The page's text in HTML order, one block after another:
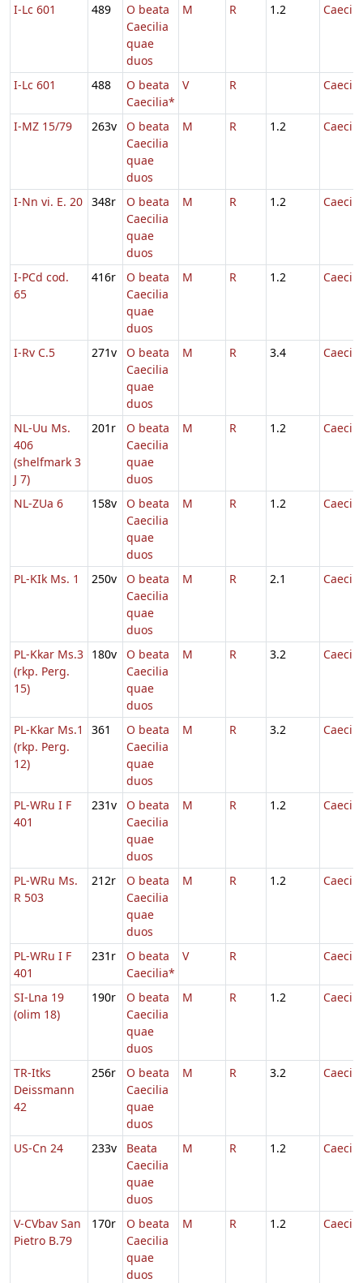
I-Lc 601 489
O beata
Caecilia
quae
duos
M R 1.2
I-Lc 601 488
O beata
Caecilia*
V R
I-MZ 15/79 263v
O beata
Caecilia
quae
duos
M R 1.2
I-Nn vi. E. 20 348r
O beata
Caecilia
quae
duos
M R 1.2
I-PCd cod.
65
416r
O beata
Caecilia
quae
duos
M R 1.2
I-Rv C.5 271v
O beata
Caecilia
quae
duos
M R 3.4
NL-Uu Ms.
406
(shelfmark 3
J 7)
201r
O beata
Caecilia
quae
duos
M R 1.2
NL-ZUa 6 158v
O beata
Caecilia
quae
duos
M R 1.2
PL-KIk Ms. 1 250v
O beata
Caecilia
quae
duos
M R 2.1
PL-Kkar Ms.3
(rkp. Perg.
15)
180v
O beata
Caecilia
quae
duos
M R 3.2
PL-Kkar Ms.1
(rkp. Perg.
12)
361
O beata
Caecilia
quae
duos
M R 3.2
PL-WRu I F
401
231v
O beata
Caecilia
quae
duos
M R 1.2
PL-WRu Ms.
R 503
212r
O beata
Caecilia
quae
duos
M R 1.2
PL-WRu I F
401
231r
O beata
Caecilia*
V R
SI-Lna 19
(olim 18)
190r
O beata
Caecilia
quae
duos
M R 1.2
TR-Itks
Deissmann
42
256r
O beata
Caecilia
quae
duos
M R 3.2
US-Cn 24 233v
Beata
Caecilia
quae
duos
M R 1.2
V-CVbav San
Pietro B.79
170r
O beata
Caecilia
quae
duos
M R 1.2